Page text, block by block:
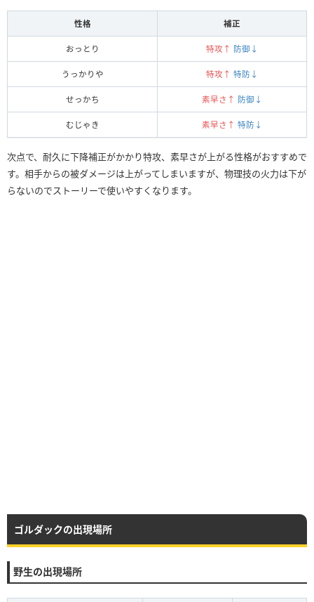
性格 補正
おっとり 特攻↑ 防御↓
うっかりや 特攻↑ 特防↓
せっかち 素早さ↑ 防御↓
むじゃき 素早さ↑ 特防↓
次点で、耐久に下降補正がかかり特攻、素早さが上がる性格がおすすめで
す。相手からの被ダメージは上がってしまいますが、物理技の火力は下が
らないのでストーリーで使いやすくなります。
ゴルダックの出現場所
野生の出現場所